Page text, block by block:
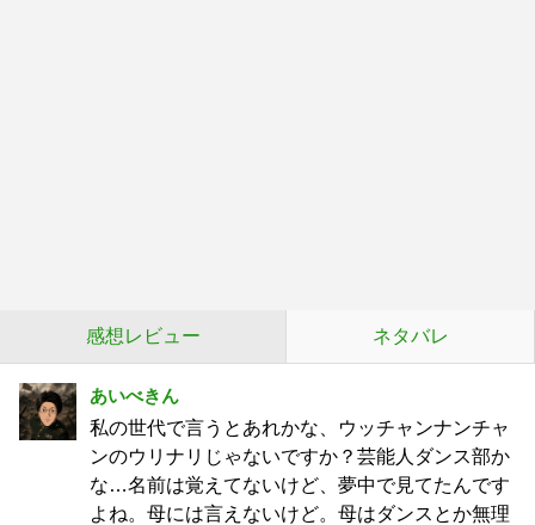
感想レビュー ネタバレ
あいべきん
私の世代で言うとあれかな、ウッチャンナンチャ
ンのウリナリじゃないですか？芸能人ダンス部か
な…名前は覚えてないけど、夢中で見てたんです
よね。母には言えないけど。母はダンスとか無理